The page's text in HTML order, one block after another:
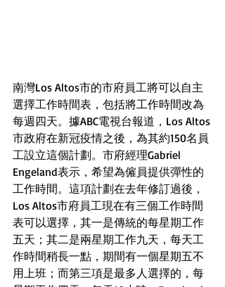
南灣Los Altos市的市府員工將可以自主
選擇工作時間表，包括將工作時間改為
每週四天。據ABC電視台報道，Los Altos
市政府在新冠疫情之後，為其約150名員
工設立這個計劃。市府經理Gabriel
Engeland表示，希望為僱員提供彈性的
工作時間。這項計劃在去年修訂過後，
Los Altos市府員工現在有三個工作時間
表可以選擇，其一是傳統的每星期工作
五天；其二是兩星期工作九天，每天工
作時間稍長一點，期間有一個星期五不
用上班；而第三項是最多人選擇的，每